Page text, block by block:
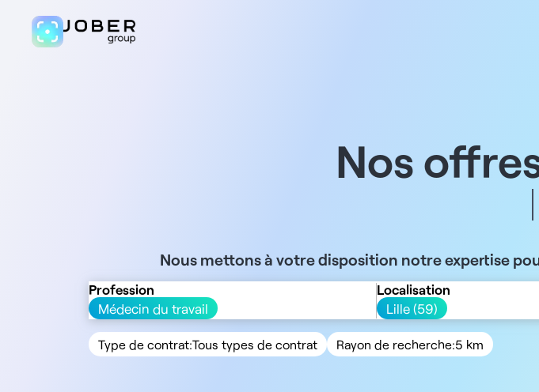
Nos
Nous mettons à votre disposition notre expertise
Profession
Médecin du travail
Localisation
Lille (59)
Type de contrat:Tous types de contrat
Rayon de recherche:5 km